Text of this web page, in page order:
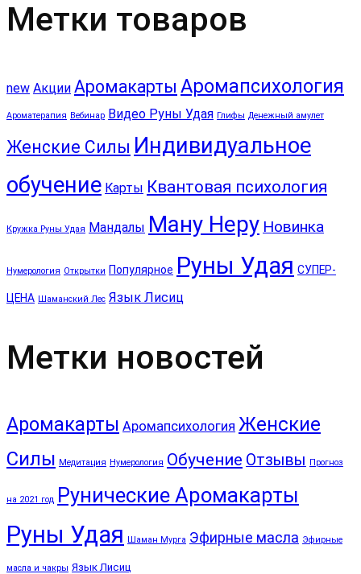
Метки товаров
new Акции Аромакарты Аромапсихология
Ароматерапия Вебинар Видео Руны Удая Глифы Денежный амулет
Женские Силы Индивидуальное
обучение Карты Квантовая психология
Кружка Руны Удая Мандалы Ману Неру Новинка
Нумерология Открытки Популярное Руны Удая СУПЕР-
ЦЕНА Шаманский Лес Язык Лисиц
Метки новостей
Аромакарты Аромапсихология Женские
Силы Медитация Нумерология Обучение Отзывы Прогноз
на 2021 год Рунические Аромакарты
Руны Удая Шаман Мурга Эфирные масла Эфирные
масла и чакры Язык Лисиц